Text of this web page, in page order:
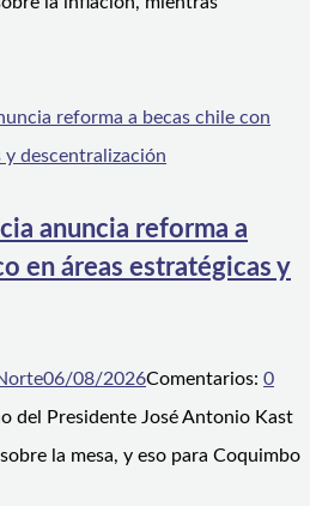
anuncia reforma a
en áreas estratégicas y
06/08/2026Comentarios: 0
del Presidente José Antonio Kast
la mesa, y eso para Coquimbo